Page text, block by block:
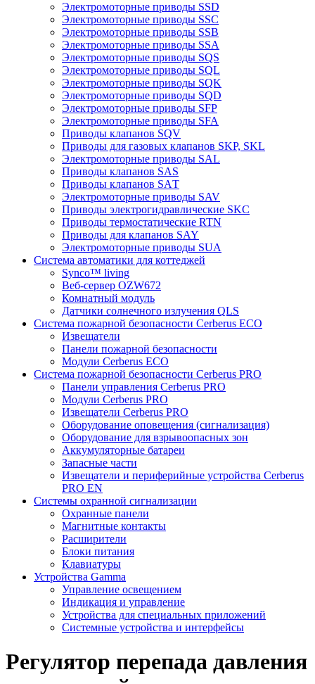
Электромоторные приводы SSD
Электромоторные приводы SSC
Электромоторные приводы SSB
Электромоторные приводы SSA
Электромоторные приводы SQS
Электромоторные приводы SQL
Электромоторные приводы SQK
Электромоторные приводы SQD
Электромоторные приводы SFP
Электромоторные приводы SFA
Приводы клапанов SQV
Приводы для газовых клапанов SKP, SKL
Электромоторные приводы SAL
Приводы клапанов SAS
Приводы клапанов SAТ
Электромоторные приводы SAV
Приводы электрогидравлические SKC
Приводы термостатические RTN
Приводы для клапанов SAY
Электромоторные приводы SUA
Система автоматики для коттеджей
Synco™ living
Веб-сервер OZW672
Комнатный модуль
Датчики солнечного излучения QLS
Система пожарной безопасности Cerberus ECO
Извещатели
Панели пожарной безопасности
Модули Cerberus ECO
Система пожарной безопасности Cerberus PRO
Панели управления Cerberus PRO
Модули Cerberus PRO
Извещатели Cerberus PRO
Оборудование оповещения (сигнализация)
Оборудование для взрывоопасных зон
Аккумуляторные батареи
Запасные части
Извещатели и периферийные устройства Cerberus
PRO EN
Системы охранной сигнализации
Охранные панели
Магнитные контакты
Расширители
Блоки питания
Клавиатуры
Устройства Gamma
Управление освещением
Индикация и управление
Устройства для специальных приложений
Системные устройства и интерфейсы
Регулятор перепада давления